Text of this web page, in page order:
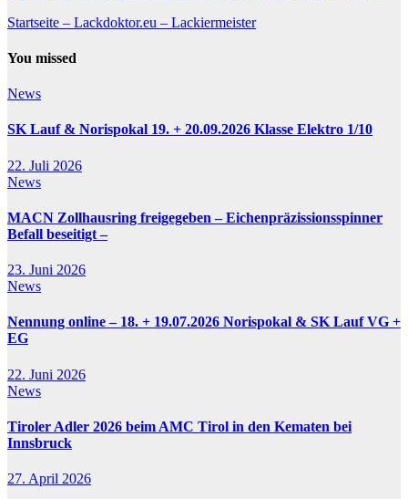
Startseite – Lackdoktor.eu – Lackiermeister
You missed
News
SK Lauf & Norispokal 19. + 20.09.2026 Klasse Elektro 1/10
22. Juli 2026
News
MACN Zollhausring freigegeben – Eichenpräzissionsspinner
Befall beseitigt –
23. Juni 2026
News
Nennung online – 18. + 19.07.2026 Norispokal & SK Lauf VG +
EG
22. Juni 2026
News
Tiroler Adler 2026 beim AMC Tirol in den Kematen bei
Innsbruck
27. April 2026